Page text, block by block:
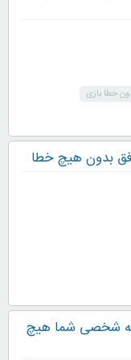
خطا بازی
بدون هیچ خطا
شخصی شما هیچ